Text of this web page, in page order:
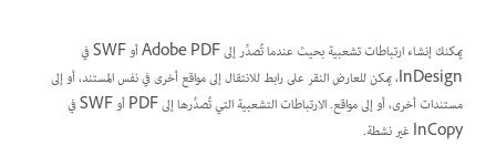
يمكنك إنشاء ارتباطات تشعبية بحيث عندما تُصدِّر إلى Adobe PDF أو SWF في
InDesign، يمكن للعارض النقر على رابط للانتقال إلى مواقع أخرى في نفس المستند، أو إلى
مستندات أخرى، أو إلى مواقع. الارتباطات التشعبية التي تُصدِّرها إلى PDF أو SWF في
InCopy غير نشطة.